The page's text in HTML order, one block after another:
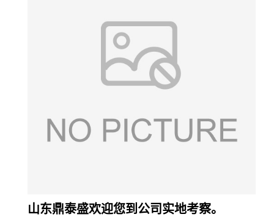
山东鼎泰盛欢迎您到公司实地考察。